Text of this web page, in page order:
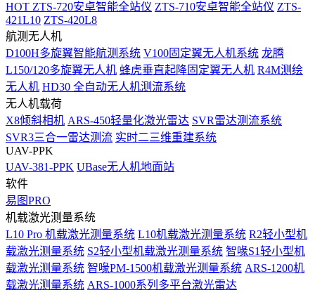
HOT ZTS-720安卓智能全站仪 ZTS-710安卓智能全站仪 ZTS-
421L10 ZTS-420L8
航测无人机
D100H多旋翼智能航测系统 V100固定翼无人机系统 龙腾
L150/120多旋翼无人机 蜂虎垂直起降固定翼无人机 R4M测绘
无人机 HD30 全自动无人机测流系统
无人机载荷
X8倾斜相机 ARS-450轻量化激光雷达 SVR雷达测流系统
SVR3三合一雷达测流 实时二三维重建系统
UAV-PPK
UAV-381-PPK UBase无人机地面站
软件
易图PRO
机载激光测量系统
L10 Pro 机载激光测量系统 L10机载激光测量系统 R2轻小型机
载激光测量系统 S2轻小型机载激光测量系统 智喙S1轻小型机
载激光测量系统 智喙PM-1500机载激光测量系统 ARS-1200机
载激光测量系统 ARS-1000系列多平台激光雷达